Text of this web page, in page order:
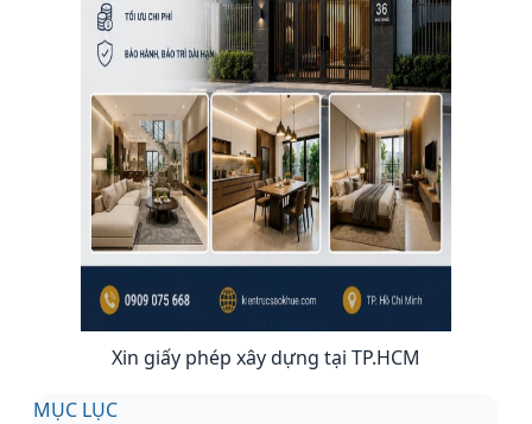
Xin giấy phép xây dựng tại TP.HCM
MỤC LỤC